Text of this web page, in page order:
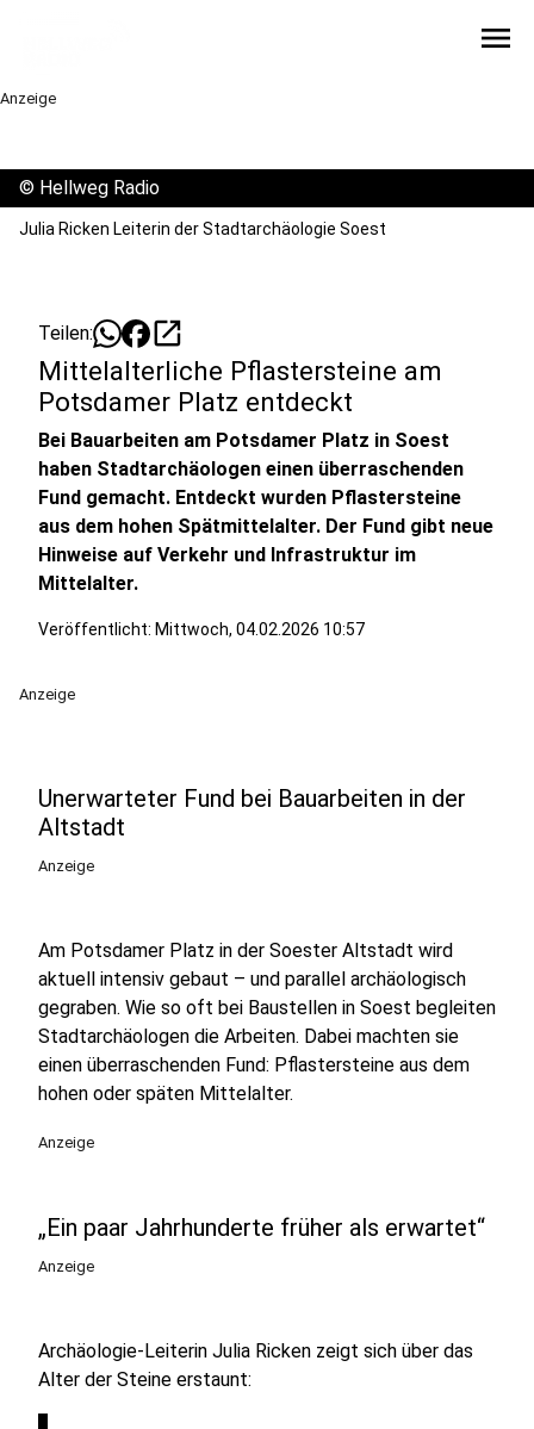
menu
Anzeige
© Hellweg Radio
Julia Ricken Leiterin der Stadtarchäologie Soest
Teilen: open_in_new
Mittelalterliche Pflastersteine am
Potsdamer Platz entdeckt
Bei Bauarbeiten am Potsdamer Platz in Soest
haben Stadtarchäologen einen überraschenden
Fund gemacht. Entdeckt wurden Pflastersteine
aus dem hohen Spätmittelalter. Der Fund gibt neue
Hinweise auf Verkehr und Infrastruktur im
Mittelalter.
Veröffentlicht: Mittwoch, 04.02.2026 10:57
Anzeige
Unerwarteter Fund bei Bauarbeiten in der
Altstadt
Anzeige
Am Potsdamer Platz in der Soester Altstadt wird
aktuell intensiv gebaut – und parallel archäologisch
gegraben. Wie so oft bei Baustellen in Soest begleiten
Stadtarchäologen die Arbeiten. Dabei machten sie
einen überraschenden Fund: Pflastersteine aus dem
hohen oder späten Mittelalter.
Anzeige
„Ein paar Jahrhunderte früher als erwartet“
Anzeige
Archäologie-Leiterin Julia Ricken zeigt sich über das
Alter der Steine erstaunt: